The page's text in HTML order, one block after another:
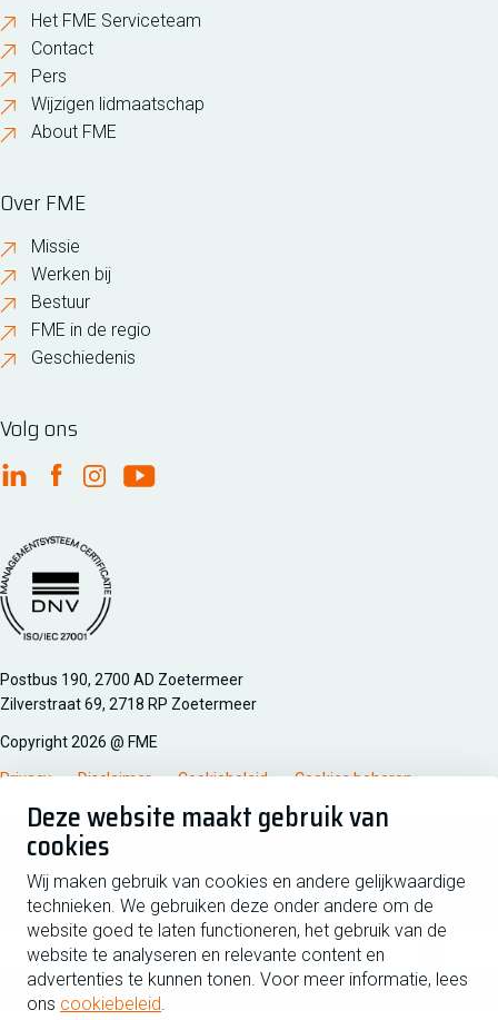
Deze website maakt gebruik van
cookies
Wij maken gebruik van cookies en andere gelijkwaardige
technieken. We gebruiken deze onder andere om de
website goed te laten functioneren, het gebruik van de
website te analyseren en relevante content en
advertenties te kunnen tonen. Voor meer informatie, lees
ons cookiebeleid.
Het FME Serviceteam
Contact
Pers
Wijzigen lidmaatschap
About FME
Over FME
Missie
Werken bij
Bestuur
FME in de regio
Geschiedenis
Volg ons
FME Linkedin
FME Facebook
FME Instagram
FME Youtube
Managementsyteem certificatie DNV iso/iec 27001
Postbus 190, 2700 AD Zoetermeer
Zilverstraat 69, 2718 RP Zoetermeer
Copyright 2026 @ FME
Privacy Disclaimer Cookiebeleid Cookies beheren
Schrijf je in voor de nieuwsbrief
Voornaam
Achternaam